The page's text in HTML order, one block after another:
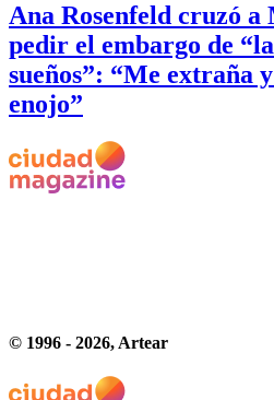
Ana Rosenfeld cruzó
pedir el embargo de
sueños”: “Me extraña
enojo”
© 1996 - 2026, Artear